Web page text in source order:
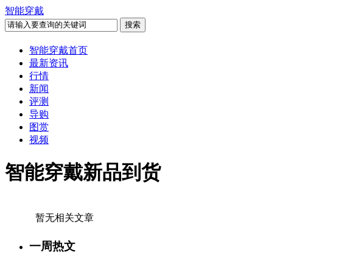
智能穿戴
智能穿戴首页
最新资讯
行情
新闻
评测
导购
图赏
视频
智能穿戴新品到货
暂无相关文章
一周热文